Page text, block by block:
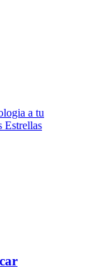
a tu
Estrellas